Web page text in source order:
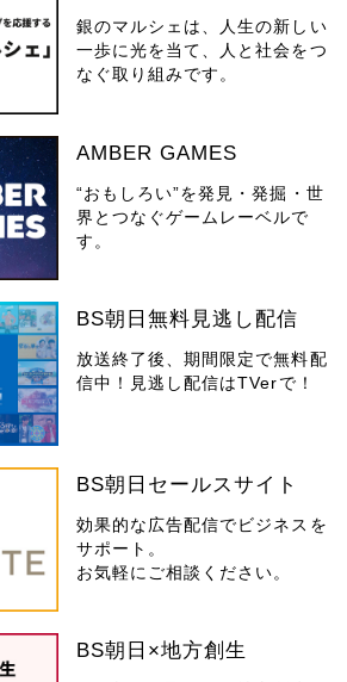
銀のマルシェは、人生の新しい
一歩に光を当て、人と社会をつ
なぐ取り組みです。
AMBER GAMES
“おもしろい”を発見・発掘・世
界とつなぐゲームレーベルで
す。
BS朝日無料見逃し配信
放送終了後、期間限定で無料配
信中！見逃し配信はTVerで！
BS朝日セールスサイト
効果的な広告配信でビジネスを
サポート。
お気軽にご相談ください。
BS朝日×地方創生